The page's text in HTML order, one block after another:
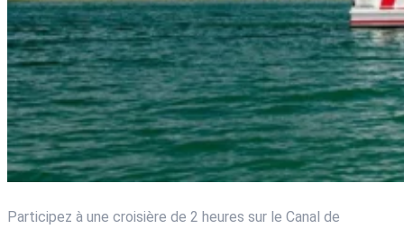
Participez à une croisière de 2 heures sur le Canal de